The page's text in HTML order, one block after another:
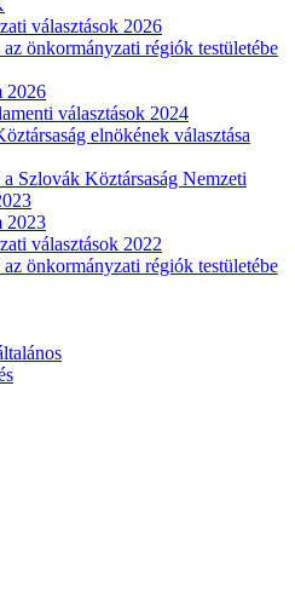
választások 2026
önkormányzati régiók testületébe
2026
választások 2024
elnökének választása
Szlovák Köztársaság Nemzeti
2023
választások 2022
önkormányzati régiók testületébe